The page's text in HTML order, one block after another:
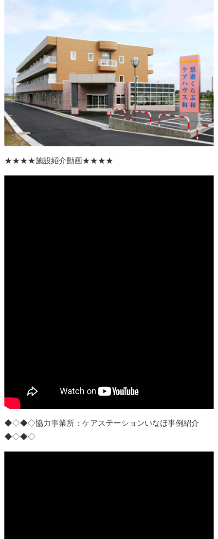
★★★★施設紹介動画★★★★
◆◇◆◇協力事業所： ケアステーションいなほ事例紹介
◆◇◆◇